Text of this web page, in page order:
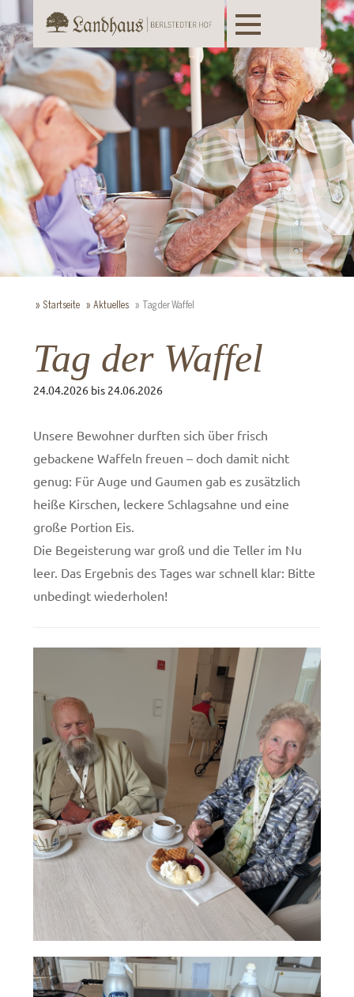
Toggle
Startseite Aktuelles Tag der Waffel
Tag der Waffel
24.04.2026 bis 24.06.2026
Unsere Bewohner durften sich über frisch
gebackene Waffeln freuen – doch damit nicht
genug: Für Auge und Gaumen gab es zusätzlich
heiße Kirschen, leckere Schlagsahne und eine
große Portion Eis.
Die Begeisterung war groß und die Teller im Nu
leer. Das Ergebnis des Tages war schnell klar: Bitte
unbedingt wiederholen!